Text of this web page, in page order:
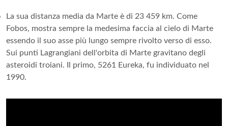
La sua distanza media da Marte è di 23 459 km. Come
Fobos, mostra sempre la medesima faccia al cielo di Marte
essendo il suo asse più lungo sempre rivolto verso di esso.
Sui punti Lagrangiani dell'orbita di Marte gravitano degli
asteroidi troiani. Il primo, 5261 Eureka, fu individuato nel
1990.